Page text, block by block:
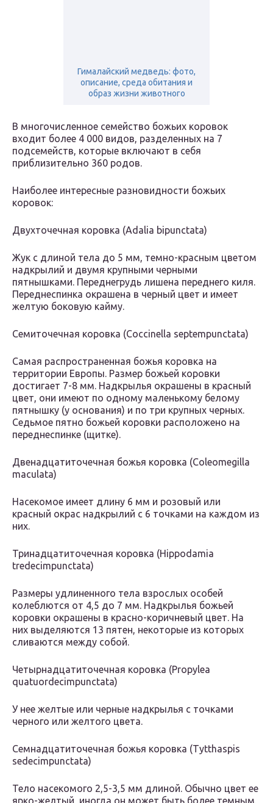
Гималайский медведь: фото,
описание, среда обитания и
образ жизни животного
В многочисленное семейство божьих коровок
входит более 4 000 видов, разделенных на 7
подсемейств, которые включают в себя
приблизительно 360 родов.
Наиболее интересные разновидности божьих
коровок:
Двухточечная коровка (Adalia bipunctata)
Жук с длиной тела до 5 мм, темно-красным цветом
надкрылий и двумя крупными черными
пятнышками. Переднегрудь лишена переднего киля.
Переднеспинка окрашена в черный цвет и имеет
желтую боковую кайму.
Семиточечная коровка (Coccinella septempunctata)
Самая распространенная божья коровка на
территории Европы. Размер божьей коровки
достигает 7-8 мм. Надкрылья окрашены в красный
цвет, они имеют по одному маленькому белому
пятнышку (у основания) и по три крупных черных.
Седьмое пятно божьей коровки расположено на
переднеспинке (щитке).
Двенадцатиточечная божья коровка (Coleomegilla
maculata)
Насекомое имеет длину 6 мм и розовый или
красный окрас надкрылий с 6 точками на каждом из
них.
Тринадцатиточечная коровка (Hippodamia
tredecimpunctata)
Размеры удлиненного тела взрослых особей
колеблются от 4,5 до 7 мм. Надкрылья божьей
коровки окрашены в красно-коричневый цвет. На
них выделяются 13 пятен, некоторые из которых
сливаются между собой.
Четырнадцатиточечная коровка (Propylea
quatuordecimpunctata)
У нее желтые или черные надкрылья с точками
черного или желтого цвета.
Семнадцатиточечная божья коровка (Tytthaspis
sedecimpunctata)
Тело насекомого 2,5-3,5 мм длиной. Обычно цвет ее
ярко-желтый, иногда он может быть более темным.